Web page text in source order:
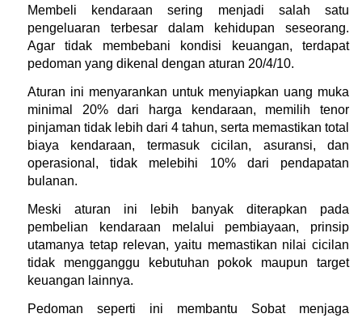
Membeli kendaraan sering menjadi salah satu
pengeluaran terbesar dalam kehidupan seseorang.
Agar tidak membebani kondisi keuangan, terdapat
pedoman yang dikenal dengan aturan 20/4/10.
Aturan ini menyarankan untuk menyiapkan uang muka
minimal 20% dari harga kendaraan, memilih tenor
pinjaman tidak lebih dari 4 tahun, serta memastikan total
biaya kendaraan, termasuk cicilan, asuransi, dan
operasional, tidak melebihi 10% dari pendapatan
bulanan.
Meski aturan ini lebih banyak diterapkan pada
pembelian kendaraan melalui pembiayaan, prinsip
utamanya tetap relevan, yaitu memastikan nilai cicilan
tidak mengganggu kebutuhan pokok maupun target
keuangan lainnya.
Pedoman seperti ini membantu Sobat menjaga